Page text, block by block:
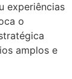
experiências
o
amplos e